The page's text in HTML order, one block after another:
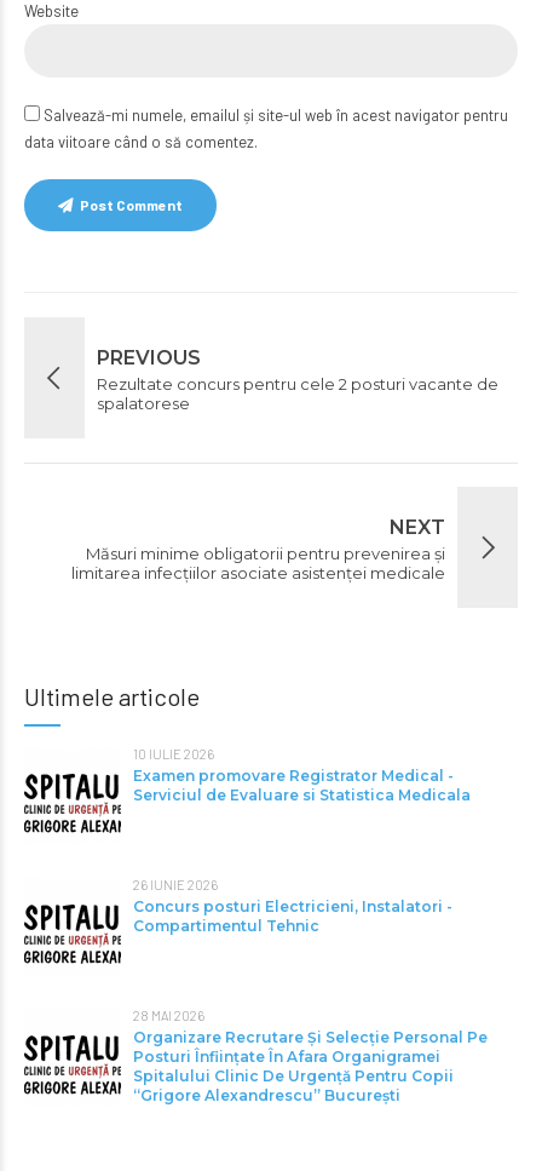
Website
Salvează-mi numele, emailul și site-ul web în acest navigator pentru
data viitoare când o să comentez.
Post Comment
PREVIOUS
Rezultate concurs pentru cele 2 posturi vacante de
spalatorese
NEXT
Măsuri minime obligatorii pentru prevenirea şi
limitarea infecţiilor asociate asistenţei medicale
Ultimele articole
10 IULIE 2026
Examen promovare Registrator Medical -
Serviciul de Evaluare si Statistica Medicala
26 IUNIE 2026
Concurs posturi Electricieni, Instalatori -
Compartimentul Tehnic
28 MAI 2026
Organizare Recrutare Și Selecție Personal Pe
Posturi Înființate În Afara Organigramei
Spitalului Clinic De Urgență Pentru Copii
“Grigore Alexandrescu” Bucureşti